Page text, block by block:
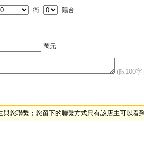
衛 陽台
萬元
(限100字
您聯繫；您留下的聯繫方式只有該店主可以看到